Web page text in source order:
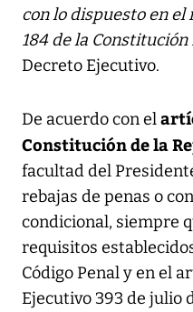
con lo dispuesto en
184 de la
Decreto Ejecutivo.
De acuerdo con el
Constitución de la
facultad del
rebajas de penas o
condicional, siempre
requisitos
Código Penal y en el
Ejecutivo 393 de julio